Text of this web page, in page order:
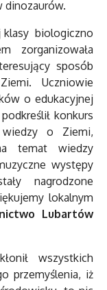
dinozaurów.
klasy biologiczno
sposób
Uczniowie
o edukacyjnej
konkurs
o Ziemi,
temat wiedzy
występy
nagrodzone
lokalnym
Lubartów
wszystkich
przemyślenia, iż